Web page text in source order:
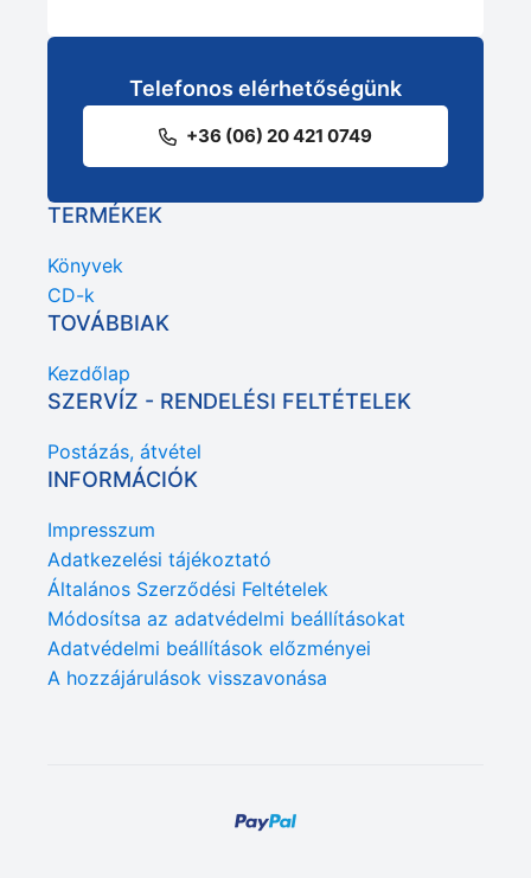
Telefonos elérhetőségünk
+36 (06) 20 421 0749
TERMÉKEK
Könyvek
CD-k
TOVÁBBIAK
Kezdőlap
SZERVÍZ - RENDELÉSI FELTÉTELEK
Postázás, átvétel
INFORMÁCIÓK
Impresszum
Adatkezelési tájékoztató
Általános Szerződési Feltételek
Módosítsa az adatvédelmi beállításokat
Adatvédelmi beállítások előzményei
A hozzájárulások visszavonása